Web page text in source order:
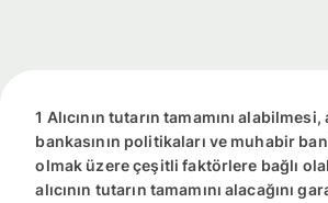
1 Alıcının tutarın tamamını alabilmesi,
bankasının politikaları ve muhabir
olmak üzere çeşitli faktörlere bağlı
alıcının tutarın tamamını alacağını